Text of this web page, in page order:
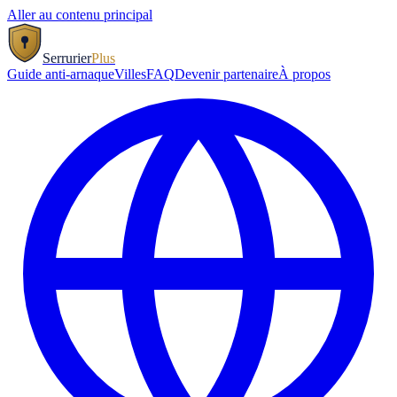
Aller au contenu principal
SerrurierPlus
Guide anti-arnaqueVillesFAQDevenir partenaireÀ propos